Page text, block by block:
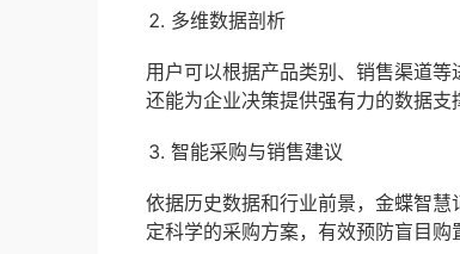
多维数据剖析
用户可以根据产品类别、销售渠道等
还能为企业决策提供强有力的数据支
智能采购与销售建议
依据历史数据和行业前景，金蝶智
定科学的采购方案，有效预防盲目购